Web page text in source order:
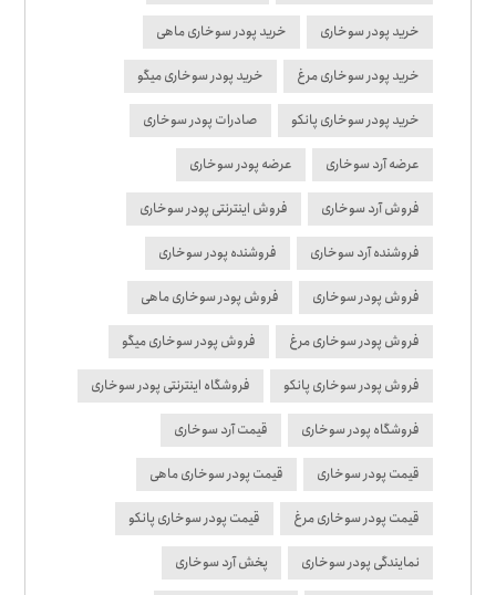
خرید پودر سوخاری خرید پودر سوخاری ماهی
خرید پودر سوخاری مرغ خرید پودر سوخاری میگو
خرید پودر سوخاری پانکو صادرات پودر سوخاری
عرضه آرد سوخاری عرضه پودر سوخاری
فروش آرد سوخاری فروش اینترنتی پودر سوخاری
فروشنده آرد سوخاری فروشنده پودر سوخاری
فروش پودر سوخاری فروش پودر سوخاری ماهی
فروش پودر سوخاری مرغ فروش پودر سوخاری میگو
فروش پودر سوخاری پانکو فروشگاه اینترنتی پودر سوخاری
فروشگاه پودر سوخاری قیمت آرد سوخاری
قیمت پودر سوخاری قیمت پودر سوخاری ماهی
قیمت پودر سوخاری مرغ قیمت پودر سوخاری پانکو
نمایندگی پودر سوخاری پخش آرد سوخاری